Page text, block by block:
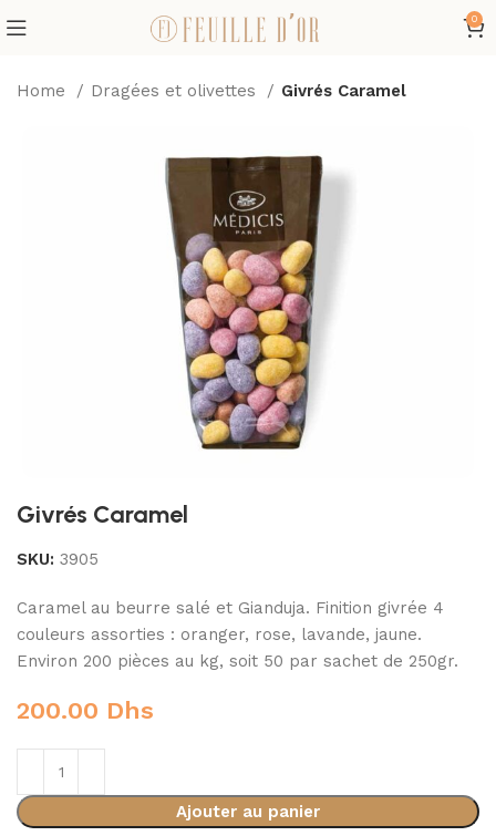
0
Home Dragées et olivettes Givrés Caramel
Givrés Caramel
SKU: 3905
Caramel au beurre salé et Gianduja. Finition givrée 4
couleurs assorties : oranger, rose, lavande, jaune.
Environ 200 pièces au kg, soit 50 par sachet de 250gr.
200.00 Dhs
Ajouter au panier